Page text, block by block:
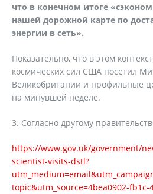
что в конечном итоге
нашей дорожной карте по
энергии в сеть».
Показательно, что в этом
космических сил США посетил
Великобритании и профильные
на минувшей неделе.
3. Согласно другому
https://www.gov.uk/government/
scientist-visits-dstl?
topic&utm_source=4bea0902-fb1c-